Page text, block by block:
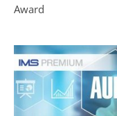
Award